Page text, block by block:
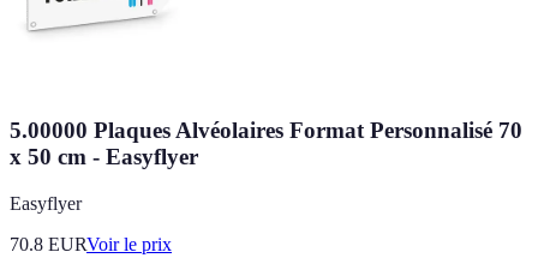
5.00000 Plaques Alvéolaires Format Personnalisé 70
x 50 cm - Easyflyer
Easyflyer
70.8 EURVoir le prix